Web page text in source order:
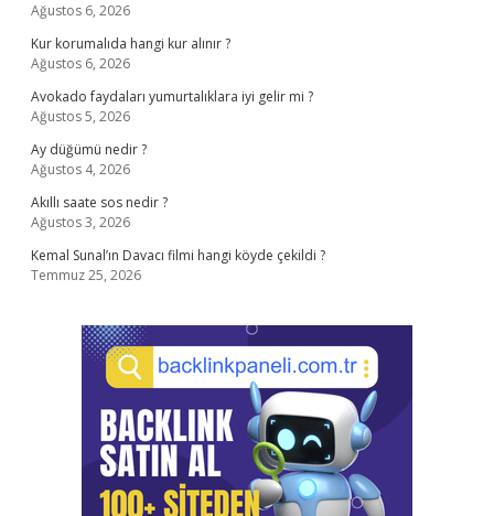
Ağustos 6, 2026
Kur korumalıda hangi kur alınır ?
Ağustos 6, 2026
Avokado faydaları yumurtalıklara iyi gelir mi ?
Ağustos 5, 2026
Ay düğümü nedir ?
Ağustos 4, 2026
Akıllı saate sos nedir ?
Ağustos 3, 2026
Kemal Sunal’ın Davacı filmi hangi köyde çekildi ?
Temmuz 25, 2026